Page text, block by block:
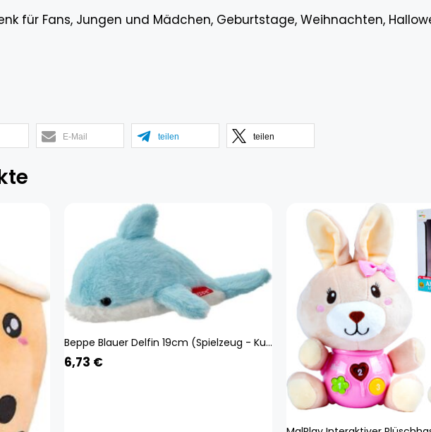
für Fans, Jungen und Mädchen, Geburtstage, Weihnachten,
E-Mail teilen teilen
Beppe Blauer Delfin 19cm (Spielzeug - Kuscheltiere) 13908
6,73 €